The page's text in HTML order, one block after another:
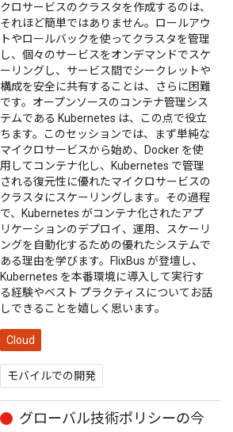
クロサービスのクラスタを作成するのは、
それほど簡単ではありません。ロールアウ
トやロールバックを使ってクラスタを管理
し、個々のサービスをオンデマンドでスケ
ーリングし、サービス間でシークレットや
構成を安全に共有することは、さらに困難
です。オープンソースのコンテナ管理シス
テムである Kubernetes は、この点で役立
ちます。このセッションでは、まず単純な
マイクロサービスから始め、Docker を使
用してコンテナ化し、Kubernetes で管理
される復元性に優れたマイクロサービスの
クラスタにスケーリングします。その過程
で、Kubernetes がコンテナ化されたアプ
リケーションのデプロイ、運用、スケーリ
ングを自動化するための優れたシステムで
ある理由を学びます。FlixBus が登壇し、
Kubernetes を本番環境に導入して実行す
る経験やベスト プラクティスについてお話
しできることを嬉しく思います。
Cloud
モバイルでの開発
グローバル技術ポリシーの今